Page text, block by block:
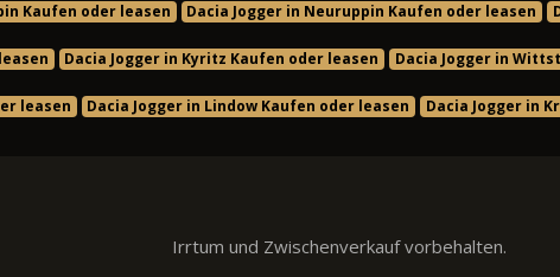
Kaufen oder leasen Dacia Jogger in Neuruppin Kaufen oder leasen
Dacia Jogger in Kyritz Kaufen oder leasen Dacia Jogger in
leasen Dacia Jogger in Lindow Kaufen oder leasen Dacia Jogger in
Irrtum und Zwischenverkauf vorbehalten.